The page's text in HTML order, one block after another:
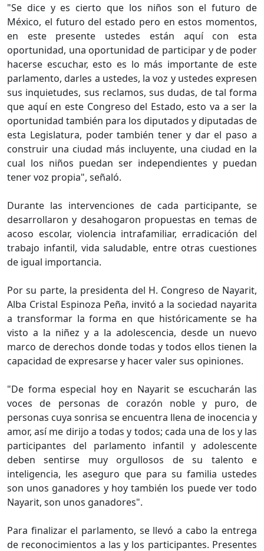
"Se dice y es cierto que los niños son el futuro de
México, el futuro del estado pero en estos momentos,
en este presente ustedes están aquí con esta
oportunidad, una oportunidad de participar y de poder
hacerse escuchar, esto es lo más importante de este
parlamento, darles a ustedes, la voz y ustedes expresen
sus inquietudes, sus reclamos, sus dudas, de tal forma
que aquí en este Congreso del Estado, esto va a ser la
oportunidad también para los diputados y diputadas de
esta Legislatura, poder también tener y dar el paso a
construir una ciudad más incluyente, una ciudad en la
cual los niños puedan ser independientes y puedan
tener voz propia", señaló.
Durante las intervenciones de cada participante, se
desarrollaron y desahogaron propuestas en temas de
acoso escolar, violencia intrafamiliar, erradicación del
trabajo infantil, vida saludable, entre otras cuestiones
de igual importancia.
Por su parte, la presidenta del H. Congreso de Nayarit,
Alba Cristal Espinoza Peña, invitó a la sociedad nayarita
a transformar la forma en que históricamente se ha
visto a la niñez y a la adolescencia, desde un nuevo
marco de derechos donde todas y todos ellos tienen la
capacidad de expresarse y hacer valer sus opiniones.
"De forma especial hoy en Nayarit se escucharán las
voces de personas de corazón noble y puro, de
personas cuya sonrisa se encuentra llena de inocencia y
amor, así me dirijo a todas y todos; cada una de los y las
participantes del parlamento infantil y adolescente
deben sentirse muy orgullosos de su talento e
inteligencia, les aseguro que para su familia ustedes
son unos ganadores y hoy también los puede ver todo
Nayarit, son unos ganadores".
Para finalizar el parlamento, se llevó a cabo la entrega
de reconocimientos a las y los participantes. Presentes